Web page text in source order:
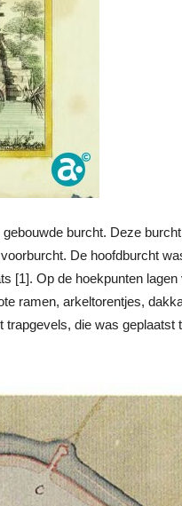
burcht. Deze
De hoofdburcht
[1]. Op de hoekpunten
ramen, arkeltorentjes,
die was